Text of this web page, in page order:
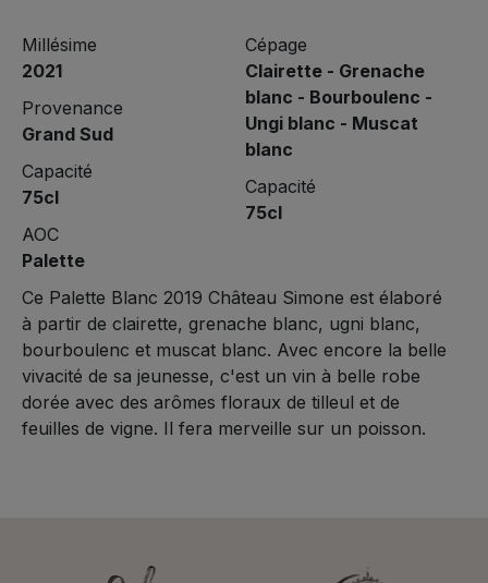
Millésime
2021
Provenance
Grand Sud
Capacité
75cl
AOC
Palette
Cépage
Clairette - Grenache
blanc - Bourboulenc -
Ungi blanc - Muscat
blanc
Capacité
75cl
Ce Palette Blanc 2019 Château Simone est élaboré
à partir de clairette, grenache blanc, ugni blanc,
bourboulenc et muscat blanc. Avec encore la belle
vivacité de sa jeunesse, c'est un vin à belle robe
dorée avec des arômes floraux de tilleul et de
feuilles de vigne. Il fera merveille sur un poisson.